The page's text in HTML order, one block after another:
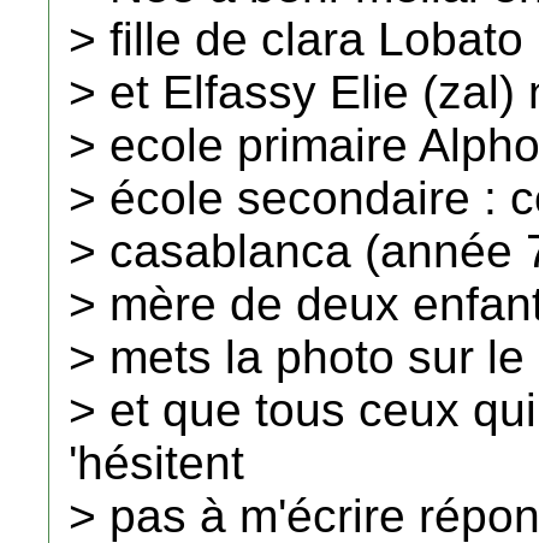
> fille de clara
> et Elfassy Elie (zal)
> ecole primaire
> école secondaire :
> casablanca (année
> mère de deux
> mets la photo sur
> et que tous ceux
'hésitent
> pas à m'écrire